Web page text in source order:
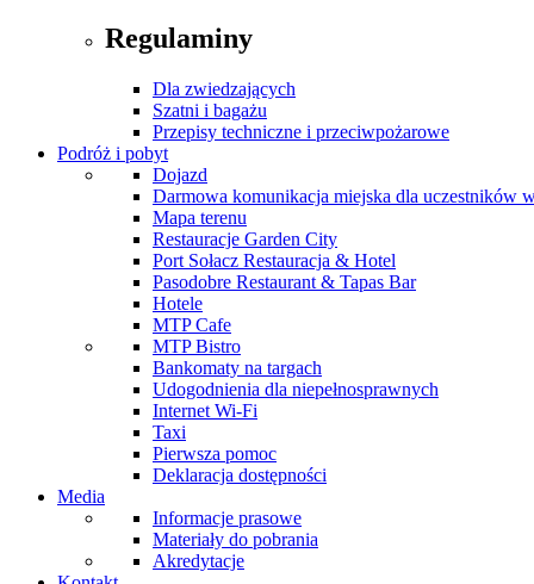
Regulaminy
Dla zwiedzających
Szatni i bagażu
Przepisy techniczne i przeciwpożarowe
Podróż i pobyt
Dojazd
Darmowa komunikacja miejska dla uczestników
Mapa terenu
Restauracje Garden City
Port Sołacz Restauracja & Hotel
Pasodobre Restaurant & Tapas Bar
Hotele
MTP Cafe
MTP Bistro
Bankomaty na targach
Udogodnienia dla niepełnosprawnych
Internet Wi-Fi
Taxi
Pierwsza pomoc
Deklaracja dostępności
Media
Informacje prasowe
Materiały do pobrania
Akredytacje